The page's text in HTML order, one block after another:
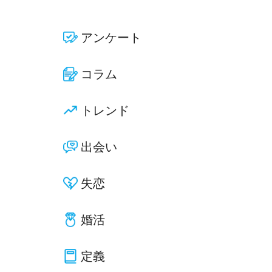
アンケート
コラム
トレンド
出会い
失恋
婚活
定義